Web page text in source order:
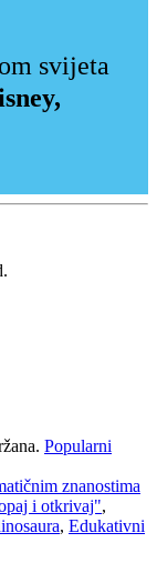
svijeta
Popularni
znanostima
i otkrivaj",
, Edukativni